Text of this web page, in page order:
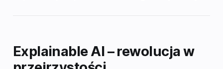
Explainable AI – rewolucja w